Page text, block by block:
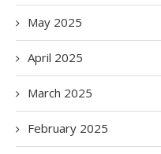
May 2025
April 2025
March 2025
February 2025